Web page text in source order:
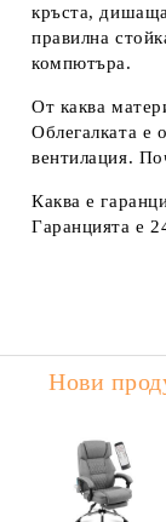
кръста,
правилна
компютъра.
От каква
Облегалката е
вентилация.
Каква е
Гаранцията е
Нови